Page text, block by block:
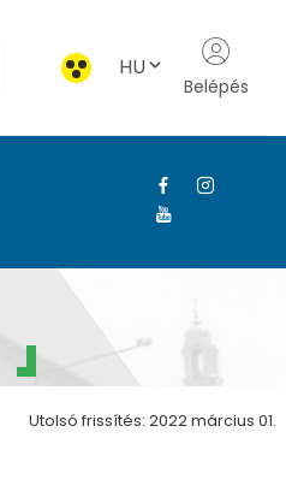
HU
Belépés
Utolsó frissítés: 2022 március 01.